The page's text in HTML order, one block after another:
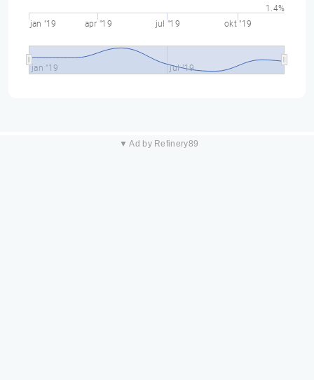
jan "19 apr "19 jul "19 okt "19
jan "19 jul "19
1.4%
▼ Ad by Refinery89